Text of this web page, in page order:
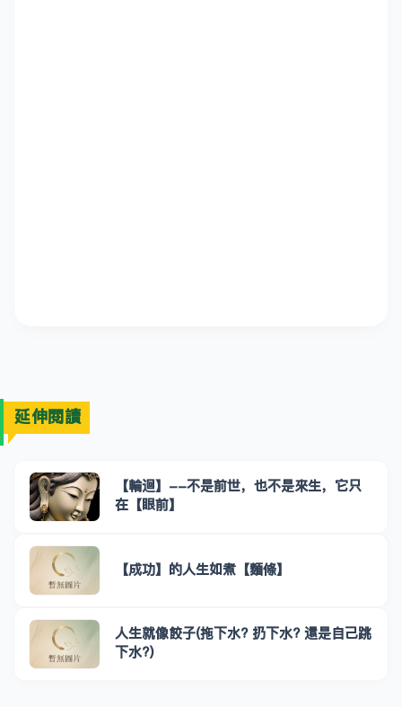
延伸閱讀
【輪迴】--不是前世，也不是來生，它只
在【眼前】
【成功】的人生如煮【麵條】
人生就像餃子(拖下水? 扔下水? 還是自己跳
下水?)